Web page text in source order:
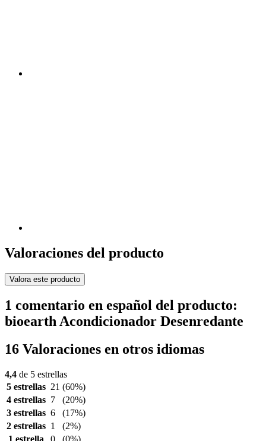
Valoraciones del producto
Valora este producto
1 comentario en español del producto:
bioearth Acondicionador Desenredante
16 Valoraciones en otros idiomas
4,4 de 5 estrellas
5 estrellas 21 (60%)
4 estrellas 7
(20%)
3 estrellas 6
(17%)
2 estrellas 1
(2%)
1 estrella
0 (0%)